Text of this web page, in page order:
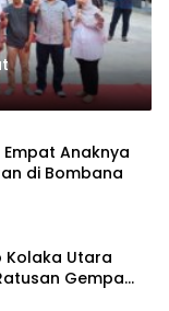
Anaknya
di Bombana
Kolaka Utara
Gempa